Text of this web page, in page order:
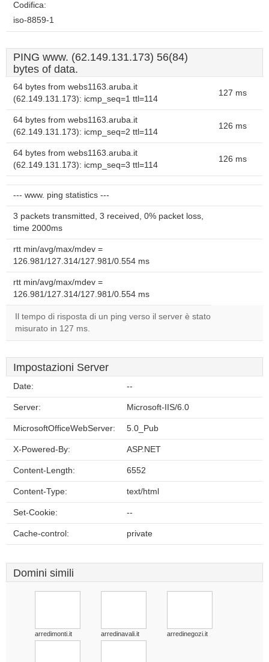
Codifica:
iso-8859-1
PING www. (62.149.131.173) 56(84)
bytes of data.
64 bytes from webs1163.aruba.it
(62.149.131.173): icmp_seq=1 ttl=114
127 ms
64 bytes from webs1163.aruba.it
(62.149.131.173): icmp_seq=2 ttl=114
126 ms
64 bytes from webs1163.aruba.it
(62.149.131.173): icmp_seq=3 ttl=114
126 ms
--- www. ping statistics ---
3 packets transmitted, 3 received, 0% packet loss,
time 2000ms
rtt min/avg/max/mdev =
126.981/127.314/127.981/0.554 ms
rtt min/avg/max/mdev =
126.981/127.314/127.981/0.554 ms
Il tempo di risposta di un ping verso il server è stato
misurato in 127 ms.
Impostazioni Server
Date: --
Server: Microsoft-IIS/6.0
MicrosoftOfficeWebServer: 5.0_Pub
X-Powered-By: ASP.NET
Content-Length: 6552
Content-Type: text/html
Set-Cookie: --
Cache-control: private
Domini simili
arredimonti.it arredinavali.it arredinegozi.it